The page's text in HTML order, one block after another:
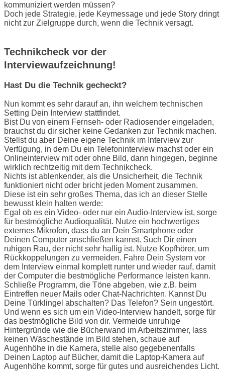
kommuniziert werden müssen?
Doch jede Strategie, jede Keymessage und jede Story dringt
nicht zur Zielgruppe durch, wenn die Technik versagt.
Technikcheck vor der
Interviewaufzeichnung!
Hast Du die Technik gecheckt?
Nun kommt es sehr darauf an, ihn welchem technischen
Setting Dein Interview stattfindet.
Bist Du von einem Fernseh- oder Radiosender eingeladen,
brauchst du dir sicher keine Gedanken zur Technik machen.
Stellst du aber Deine eigene Technik im Interview zur
Verfügung, in dem Du ein Telefoninterview machst oder ein
Onlineinterview mit oder ohne Bild, dann hingegen, beginne
wirklich rechtzeitig mit dem Technikcheck.
Nichts ist ablenkender, als die Unsicherheit, die Technik
funktioniert nicht oder bricht jeden Moment zusammen.
Diese ist ein sehr großes Thema, das ich an dieser Stelle
bewusst klein halten werde:
Egal ob es ein Video- oder nur ein Audio-Interview ist, sorge
für bestmögliche Audioqualität. Nutze ein hochwertiges
externes Mikrofon, dass du an Dein Smartphone oder
Deinen Computer anschließen kannst. Such Dir einen
ruhigen Rau, der nicht sehr hallig ist. Nutze Kopfhörer, um
Rückkoppelungen zu vermeiden. Fahre Dein System vor
dem Interview einmal komplett runter und wieder rauf, damit
der Computer die bestmögliche Performance leisten kann.
Schließe Programm, die Töne abgeben, wie z.B. beim
Eintreffen neuer Mails oder Chat-Nachrichten. Kannst Du
Deine Türklingel abschalten? Das Telefon? Sein ungestört.
Und wenn es sich um ein Video-Interview handelt, sorge für
das bestmögliche Bild von dir. Vermeide unruhige
Hintergründe wie die Bücherwand im Arbeitszimmer, lass
keinen Wäschestände im Bild stehen, schaue auf
Augenhöhe in die Kamera, stelle also gegebenenfalls
Deinen Laptop auf Bücher, damit die Laptop-Kamera auf
Augenhöhe kommt, sorge für gutes und ausreichendes Licht.